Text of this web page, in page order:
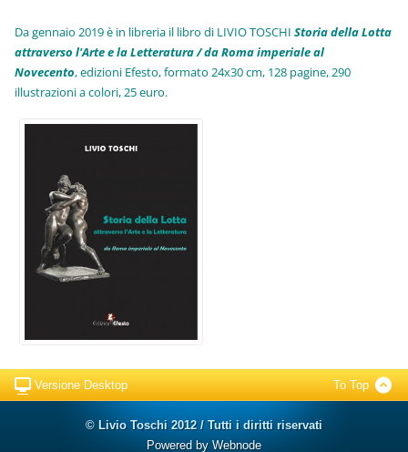
Da gennaio 2019 è in libreria il libro di LIVIO TOSCHIStoria della Lotta
attraverso l'Arte e la Letteratura / da Roma imperiale al
Novecento, edizioni Efesto, formato 24x30 cm, 128 pagine, 290
illustrazioni a colori, 25 euro.
Versione Desktop To Top
© Livio Toschi 2012 / Tutti i diritti riservati
Powered by Webnode